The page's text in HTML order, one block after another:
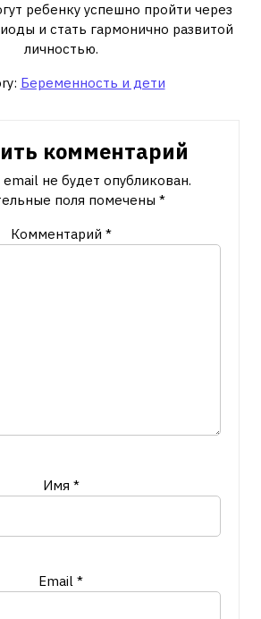
ребенку успешно пройти через
и стать гармонично развитой
личностью.
Беременность и дети
комментарий
не будет опубликован.
поля помечены *
Комментарий *
Имя *
Email *